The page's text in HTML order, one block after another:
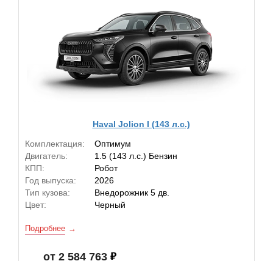
Haval Jolion I (143 л.с.)
Комплектация:
Оптимум
Двигатель:
1.5 (143 л.с.) Бензин
КПП:
Робот
Год выпуска:
2026
Тип кузова:
Внедорожник 5 дв.
Цвет:
Черный
Подробнее
от 2 584 763